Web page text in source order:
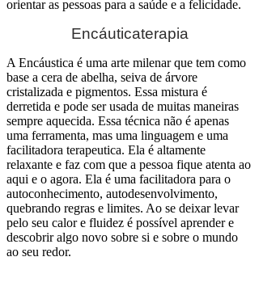
orientar as pessoas para a saúde e a felicidade.
Encáuticaterapia
A Encáustica é uma arte milenar que tem como
base a cera de abelha, seiva de árvore
cristalizada e pigmentos. Essa mistura é
derretida e pode ser usada de muitas maneiras
sempre aquecida. Essa técnica não é apenas
uma ferramenta, mas uma linguagem e uma
facilitadora terapeutica. Ela é altamente
relaxante e faz com que a pessoa fique atenta ao
aqui e o agora. Ela é uma facilitadora para o
autoconhecimento, autodesenvolvimento,
quebrando regras e limites. Ao se deixar levar
pelo seu calor e fluidez é possível aprender e
descobrir algo novo sobre si e sobre o mundo
ao seu redor.